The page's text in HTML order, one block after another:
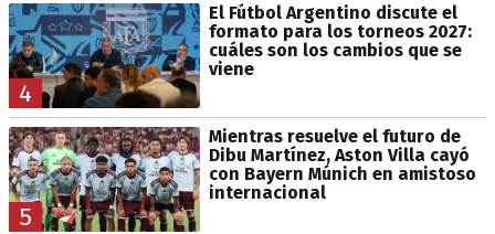
4
El Fútbol Argentino discute el
formato para los torneos 2027:
cuáles son los cambios que se
viene
5
Mientras resuelve el futuro de
Dibu Martínez, Aston Villa cayó
con Bayern Múnich en amistoso
internacional